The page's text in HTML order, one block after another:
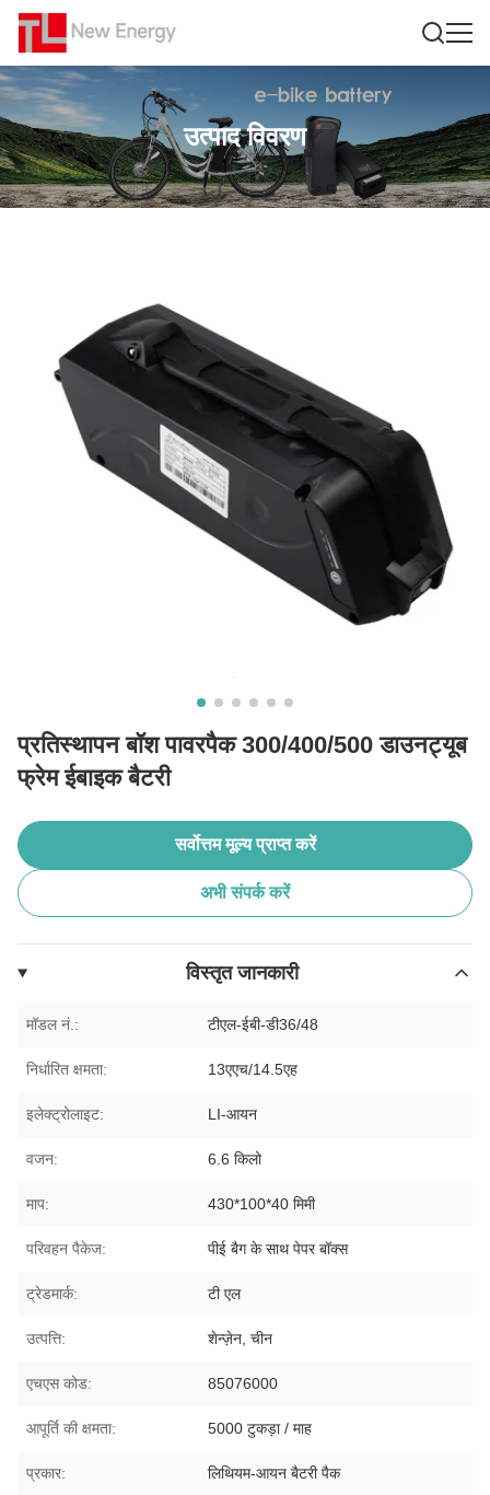
उत्पाद विवरण
प्रतिस्थापन बॉश पावरपैक 300/400/500 डाउनट्यूब
फ्रेम ईबाइक बैटरी
सर्वोत्तम मूल्य प्राप्त करें
अभी संपर्क करें
विस्तृत जानकारी
मॉडल नं.: टीएल-ईबी-डी36/48
निर्धारित क्षमता: 13एएच/14.5एह
इलेक्ट्रोलाइट: LI-आयन
वजन: 6.6 किलो
माप: 430*100*40 मिमी
परिवहन पैकेज: पीई बैग के साथ पेपर बॉक्स
ट्रेडमार्क: टी एल
उत्पत्ति: शेन्ज़ेन, चीन
एचएस कोड: 85076000
आपूर्ति की क्षमता: 5000 टुकड़ा / माह
प्रकार: लिथियम-आयन बैटरी पैक